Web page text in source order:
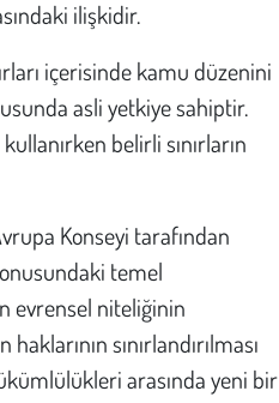
ilişkidir.
içerisinde kamu düzenini
asli yetkiye sahiptir.
belirli sınırların
Konseyi tarafından
temel
evrensel niteliğinin
sınırlandırılması
arasında yeni bir